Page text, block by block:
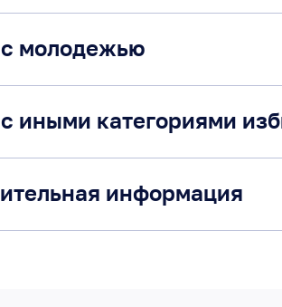
с молодежью
иными категориями
информация